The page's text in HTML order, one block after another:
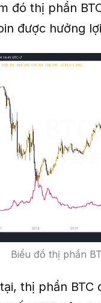
đó thị phần
được hưởng
Biểu đồ thị phần
thị phần